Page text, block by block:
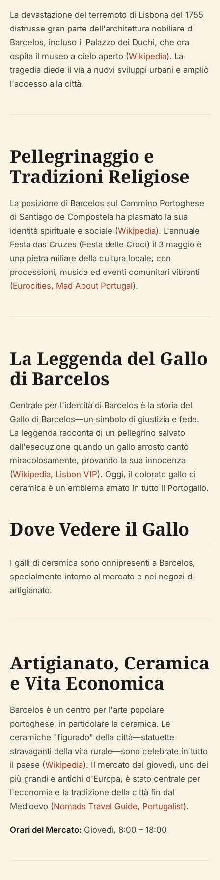
La devastazione del terremoto di Lisbona del 1755
distrusse gran parte dell'architettura nobiliare di
Barcelos, incluso il Palazzo dei Duchi, che ora
ospita il museo a cielo aperto (Wikipedia). La
tragedia diede il via a nuovi sviluppi urbani e ampliò
l'accesso alla città.
Pellegrinaggio e
Tradizioni Religiose
La posizione di Barcelos sul Cammino Portoghese
di Santiago de Compostela ha plasmato la sua
identità spirituale e sociale (Wikipedia). L'annuale
Festa das Cruzes (Festa delle Croci) il 3 maggio è
una pietra miliare della cultura locale, con
processioni, musica ed eventi comunitari vibranti
(Eurocities, Mad About Portugal).
La Leggenda del Gallo
di Barcelos
Centrale per l'identità di Barcelos è la storia del
Gallo di Barcelos—un simbolo di giustizia e fede.
La leggenda racconta di un pellegrino salvato
dall'esecuzione quando un gallo arrosto cantò
miracolosamente, provando la sua innocenza
(Wikipedia, Lisbon VIP). Oggi, il colorato gallo di
ceramica è un emblema amato in tutto il Portogallo.
Dove Vedere il Gallo
I galli di ceramica sono onnipresenti a Barcelos,
specialmente intorno al mercato e nei negozi di
artigianato.
Artigianato, Ceramica
e Vita Economica
Barcelos è un centro per l'arte popolare
portoghese, in particolare la ceramica. Le
ceramiche "figurado" della città—statuette
stravaganti della vita rurale—sono celebrate in tutto
il paese (Wikipedia). Il mercato del giovedì, uno dei
più grandi e antichi d'Europa, è stato centrale per
l'economia e la tradizione della città fin dal
Medioevo (Nomads Travel Guide, Portugalist).
Orari del Mercato: Giovedì, 8:00 – 18:00